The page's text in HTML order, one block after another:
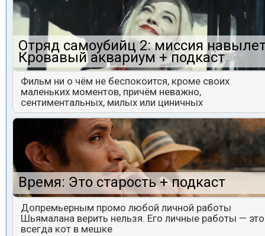
Отряд самоубийц 2: миссия
Кровавый аквариум + подкаст
Фильм ни о чём не беспокоится, кроме своих
маленьких моментов, причём неважно,
сентиментальных, милых или циничных
Время: Это старость + подкаст
Допремьерным промо любой личной работы
Шьямалана верить нельзя. Его личные работы — это
всегда кот в мешке